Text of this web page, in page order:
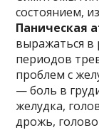
состоянием,
Паническая
выражаться в
периодов
проблем с
— боль в
желудка,
дрожь,